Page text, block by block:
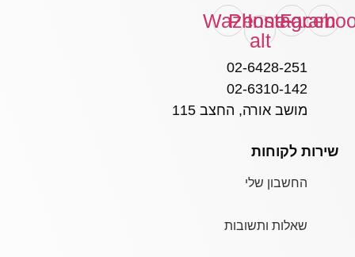
Instagram
Phone-
alt
Waze
02-6428-251
02-6310-142
מושב אורה, החצב 115
שירות לקוחות
החשבון שלי
שאלות ותשובות